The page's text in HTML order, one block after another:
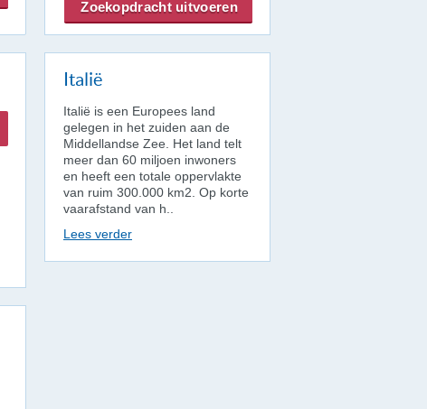
Italië
Italië is een Europees land
gelegen in het zuiden aan de
Middellandse Zee. Het land telt
meer dan 60 miljoen inwoners
en heeft een totale oppervlakte
van ruim 300.000 km2. Op korte
vaarafstand van h..
Lees verder